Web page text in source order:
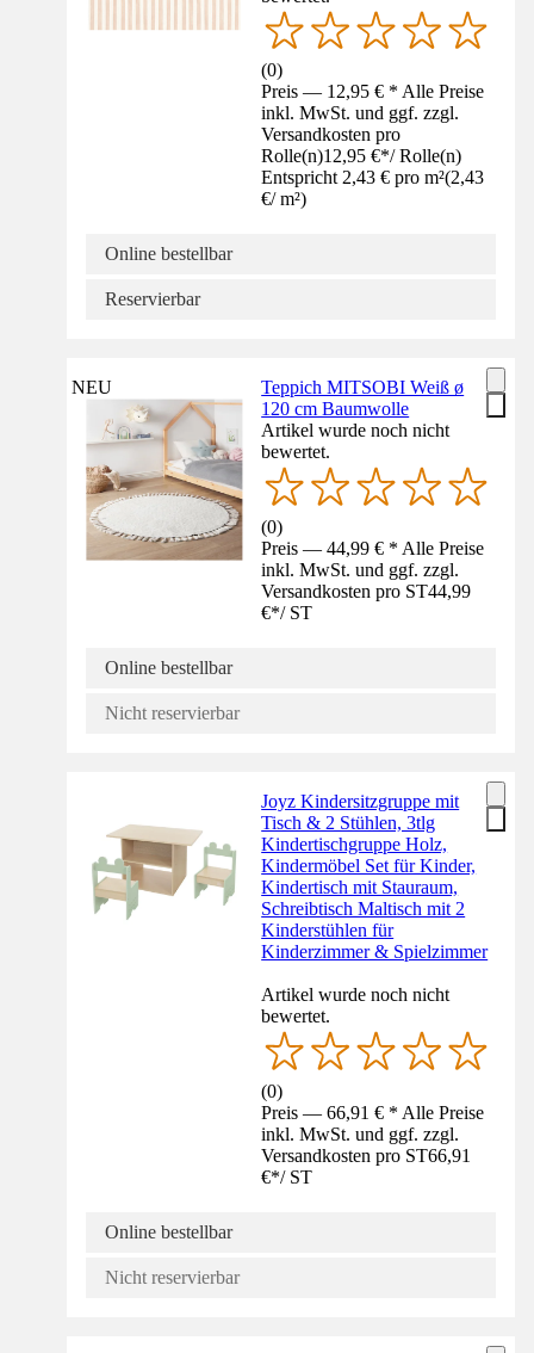
(0)
Preis — 12,95 € * Alle Preise
inkl. MwSt. und ggf. zzgl.
Versandkosten pro
Rolle(n)12,95 €*/ Rolle(n)
Entspricht 2,43 € pro m²(2,43
€/ m²)
Online bestellbar
Reservierbar
NEU
Teppich MITSOBI Weiß ø
120 cm Baumwolle
Artikel wurde noch nicht
bewertet.
(0)
Preis — 44,99 € * Alle Preise
inkl. MwSt. und ggf. zzgl.
Versandkosten pro ST44,99
€*/ ST
Online bestellbar
Nicht reservierbar
Joyz Kindersitzgruppe mit
Tisch & 2 Stühlen, 3tlg
Kindertischgruppe Holz,
Kindermöbel Set für Kinder,
Kindertisch mit Stauraum,
Schreibtisch Maltisch mit 2
Kinderstühlen für
Kinderzimmer & Spielzimmer
Artikel wurde noch nicht
bewertet.
(0)
Preis — 66,91 € * Alle Preise
inkl. MwSt. und ggf. zzgl.
Versandkosten pro ST66,91
€*/ ST
Online bestellbar
Nicht reservierbar